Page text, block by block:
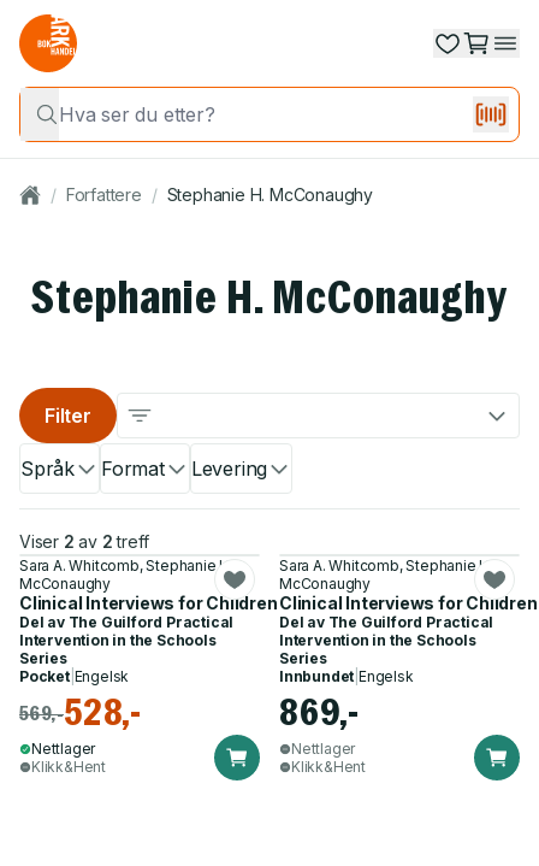
/ Forfattere / Stephanie H. McConaughy
Stephanie H. McConaughy
Språk Format Levering
Filter
Viser 2 av 2 treff
Sara A. Whitcomb, Stephanie H.
McConaughy
Clinical Interviews for Children and Adolescents
Del av The Guilford Practical
Intervention in the Schools
Series
Pocket| Engelsk
569,-528,-
Nettlager
Klikk&Hent
Sara A. Whitcomb, Stephanie H.
McConaughy
Clinical Interviews for
Del av The Guilford Practical
Intervention in the Schools
Series
Innbundet |Engelsk
869,-
Nettlager
Klikk&Hent